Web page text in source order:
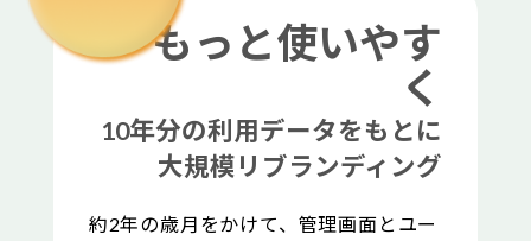
もっと使いやす
く
10年分の利用データをもとに
大規模リブランディング
約2年の歳月をかけて、管理画面とユー